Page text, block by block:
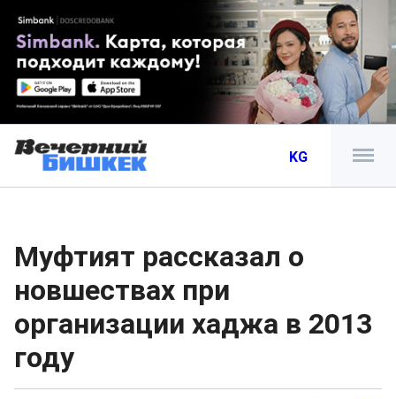
KG
Муфтият рассказал о
новшествах при
организации хаджа в 2013
году